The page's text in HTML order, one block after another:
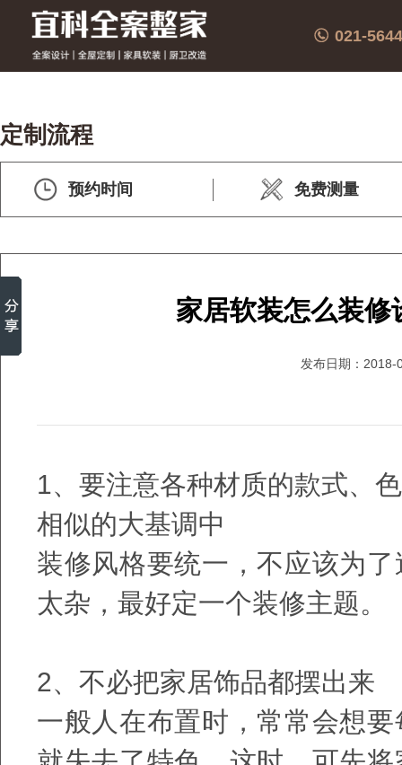
021-
定制流程
预约时间 免费测量
家居软装怎么装修
发布日期：2018-
1、要注意各种材质的款式、
相似的大基调中
装修风格要统一，不应该为
太杂，最好定一个装修主题。
2、不必把家居饰品都摆出来
一般人在布置时，常常会想